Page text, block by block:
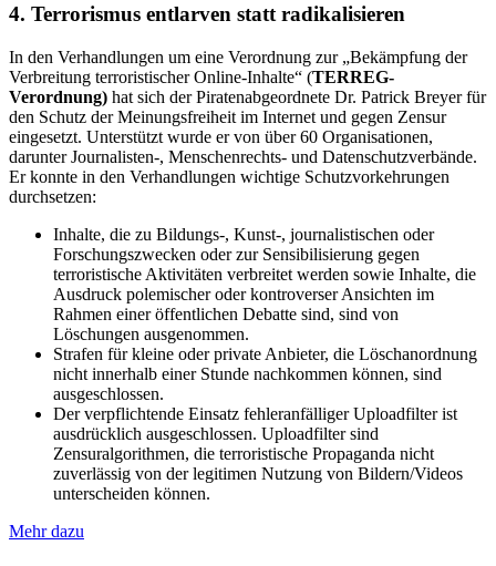
4. Terrorismus entlarven statt radikalisieren
In den Verhandlungen um eine Verordnung zur „Bekämpfung der
Verbreitung terroristischer Online-Inhalte“ (TERREG-
Verordnung) hat sich der Piratenabgeordnete Dr. Patrick Breyer für
den Schutz der Meinungsfreiheit im Internet und gegen Zensur
eingesetzt. Unterstützt wurde er von über 60 Organisationen,
darunter Journalisten-, Menschenrechts- und Datenschutzverbände.
Er konnte in den Verhandlungen wichtige Schutzvorkehrungen
durchsetzen:
Inhalte, die zu Bildungs-, Kunst-, journalistischen oder
Forschungszwecken oder zur Sensibilisierung gegen
terroristische Aktivitäten verbreitet werden sowie Inhalte, die
Ausdruck polemischer oder kontroverser Ansichten im
Rahmen einer öffentlichen Debatte sind, sind von
Löschungen ausgenommen.
Strafen für kleine oder private Anbieter, die Löschanordnung
nicht innerhalb einer Stunde nachkommen können, sind
ausgeschlossen.
Der verpflichtende Einsatz fehleranfälliger Uploadfilter ist
ausdrücklich ausgeschlossen. Uploadfilter sind
Zensuralgorithmen, die terroristische Propaganda nicht
zuverlässig von der legitimen Nutzung von Bildern/Videos
unterscheiden können.
Mehr dazu